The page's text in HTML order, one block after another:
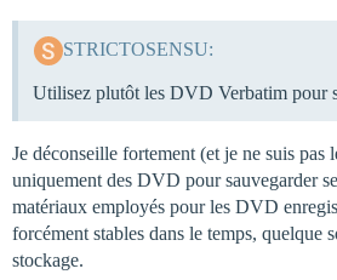
STRICTOSENSU:
Utilisez plutôt les DVD Verbatim pour
Je déconseille fortement (et je ne suis pas
uniquement des DVD pour sauvegarder
matériaux employés pour les DVD
forcément stables dans le temps, quelque
stockage.